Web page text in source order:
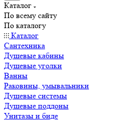
Каталог
По всему сайту
По каталогу
Каталог
Сантехника
Душевые кабины
Душевые уголки
Ванны
Раковины, умывальники
Душевые системы
Душевые поддоны
Унитазы и биде